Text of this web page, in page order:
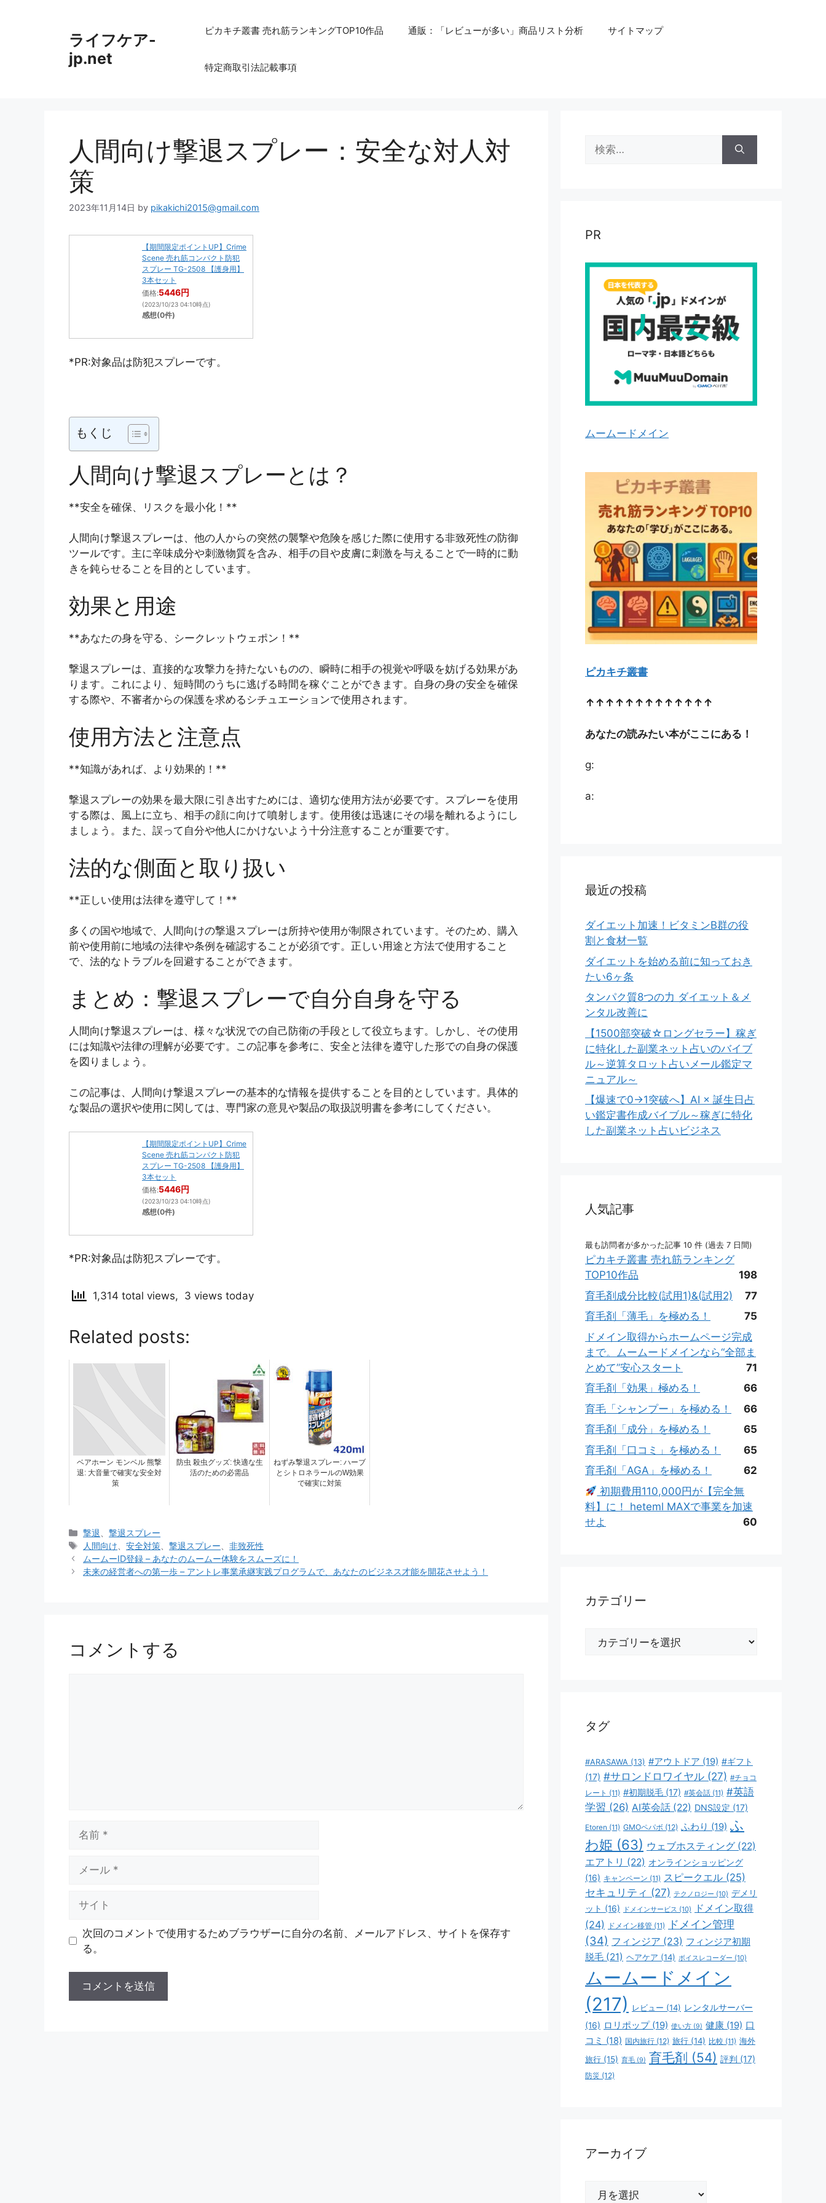
ライフケア-
jp.net
ピカキチ叢書 売れ筋ランキングTOP10作品 通販：「レビューが多い」商品リスト分析 サイトマップ
特定商取引法記載事項
人間向け撃退スプレー：安全な対人対
策
2023年11月14日 by pikakichi2015@gmail.com
【期間限定ポイントUP】Crime
Scene 売れ筋コンパクト防犯
スプレー TG-2508 【護身用】
3本セット
価格:5446円
(2023/10/23 04:10時点)
感想(0件)
*PR:対象品は防犯スプレーです。
もくじ
人間向け撃退スプレーとは？
**安全を確保、リスクを最小化！**
人間向け撃退スプレーは、他の人からの突然の襲撃や危険を感じた際に使用する非致死性の防御
ツールです。主に辛味成分や刺激物質を含み、相手の目や皮膚に刺激を与えることで一時的に動
きを鈍らせることを目的としています。
効果と用途
**あなたの身を守る、シークレットウェポン！**
撃退スプレーは、直接的な攻撃力を持たないものの、瞬時に相手の視覚や呼吸を妨げる効果があ
ります。これにより、短時間のうちに逃げる時間を稼ぐことができます。自身の身の安全を確保
する際や、不審者からの保護を求めるシチュエーションで使用されます。
使用方法と注意点
**知識があれば、より効果的！**
撃退スプレーの効果を最大限に引き出すためには、適切な使用方法が必要です。スプレーを使用
する際は、風上に立ち、相手の顔に向けて噴射します。使用後は迅速にその場を離れるようにし
ましょう。また、誤って自分や他人にかけないよう十分注意することが重要です。
法的な側面と取り扱い
**正しい使用は法律を遵守して！**
多くの国や地域で、人間向けの撃退スプレーは所持や使用が制限されています。そのため、購入
前や使用前に地域の法律や条例を確認することが必須です。正しい用途と方法で使用すること
で、法的なトラブルを回避することができます。
まとめ：撃退スプレーで自分自身を守る
人間向け撃退スプレーは、様々な状況での自己防衛の手段として役立ちます。しかし、その使用
には知識や法律の理解が必要です。この記事を参考に、安全と法律を遵守した形での自身の保護
を図りましょう。
この記事は、人間向け撃退スプレーの基本的な情報を提供することを目的としています。具体的
な製品の選択や使用に関しては、専門家の意見や製品の取扱説明書を参考にしてください。
【期間限定ポイントUP】Crime
Scene 売れ筋コンパクト防犯
スプレー TG-2508 【護身用】
3本セット
価格:5446円
(2023/10/23 04:10時点)
感想(0件)
*PR:対象品は防犯スプレーです。
1,314 total views, 3 views today
Related posts:
ベアホーン モンベル 熊撃
退: 大音量で確実な安全対
策
防虫 殺虫グッズ: 快適な生
活のための必需品
ねずみ撃退スプレー: ハーブ
とシトロネラールのW効果
で確実に対策
カ
テ
ゴ
リ
撃退 、撃退スプレー
タ
グ
人間向け 、安全対策 、撃退スプレー 、非致死性
ムームーID登録 – あなたのムームー体験をスムーズに！
未来の経営者への第一歩 – アントレ事業承継実践プログラムで、あなたのビジネス才能を開花させよう！
コメントする
次回のコメントで使用するためブラウザーに自分の名前、メールアドレス、サイトを保存す
る。
索:
PR
ムームードメイン
ピカキチ叢書
↑↑↑↑↑↑↑↑↑↑↑↑↑
あなたの読みたい本がここにある！
g:
a:
最近の投稿
ダイエット加速！ビタミンB群の役
割と食材一覧
ダイエットを始める前に知っておき
たい6ヶ条
タンパク質8つの力 ダイエット＆メ
ンタル改善に
【1500部突破☆ロングセラー】稼ぎ
に特化した副業ネット占いのバイブ
ル～逆算タロット占いメール鑑定マ
ニュアル～
【爆速で0→1突破へ】AI × 誕生日占
い鑑定書作成バイブル～稼ぎに特化
した副業ネット占いビジネス
人気記事
最も訪問者が多かった記事 10 件 (過去 7 日間)
ピカキチ叢書 売れ筋ランキング
TOP10作品
198
育毛剤成分比較(試用1)&(試用2)
77
育毛剤「薄毛」を極める！
75
ドメイン取得からホームページ完成
まで。ムームードメインなら“全部ま
とめて”安心スタート
71
育毛剤「効果」極める！
66
育毛「シャンプー」を極める！
66
育毛剤「成分」を極める！
65
育毛剤「口コミ」を極める！
65
育毛剤「AGA」を極める！
62
初期費用110,000円が【完全無
料】に！ heteml MAXで事業を加速
せよ
60
カテゴリー
タグ
#ARASAWA (13) #アウトドア (19) #ギフト
(17) #サロンドロワイヤル (27) #チョコ
レート (11) #初期脱毛 (17) #英会話 (11) #英語
学習 (26) AI英会話 (22) DNS設定 (17)
Etoren (11) GMOペパボ (12) ふわり (19) ふ
わ姫 (63) ウェブホスティング (22)
エアトリ (22) オンラインショッピング
(16) キャンペーン (11) スピークエル (25)
セキュリティ (27) テクノロジー (10) デメリ
ット (16) ドメインサービス (10)
ドメイン取得
(24)
ドメイン移管 (11)
ドメイン管理
(34) フィンジア (23) フィンジア初期
脱毛 (21) ヘアケア (14) ボイスレコーダー (10)
ムームードメイン
(217)
レビュー (14) レンタルサーバー
(16) ロリポップ(19) 使い方 (9) 健康 (19) 口
コミ (18) 国内旅行 (12) 旅行 (14) 比較 (11) 海外
旅行 (15) 育毛 (9) 育毛剤 (54) 評判 (17)
防災 (12)
アーカイブ